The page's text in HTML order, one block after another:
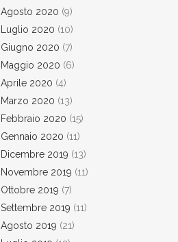
Agosto 2020 (9)
Luglio 2020 (10)
Giugno 2020 (7)
Maggio 2020 (6)
Aprile 2020 (4)
Marzo 2020 (13)
Febbraio 2020 (15)
Gennaio 2020 (11)
Dicembre 2019 (13)
Novembre 2019 (11)
Ottobre 2019 (7)
Settembre 2019 (11)
Agosto 2019 (21)